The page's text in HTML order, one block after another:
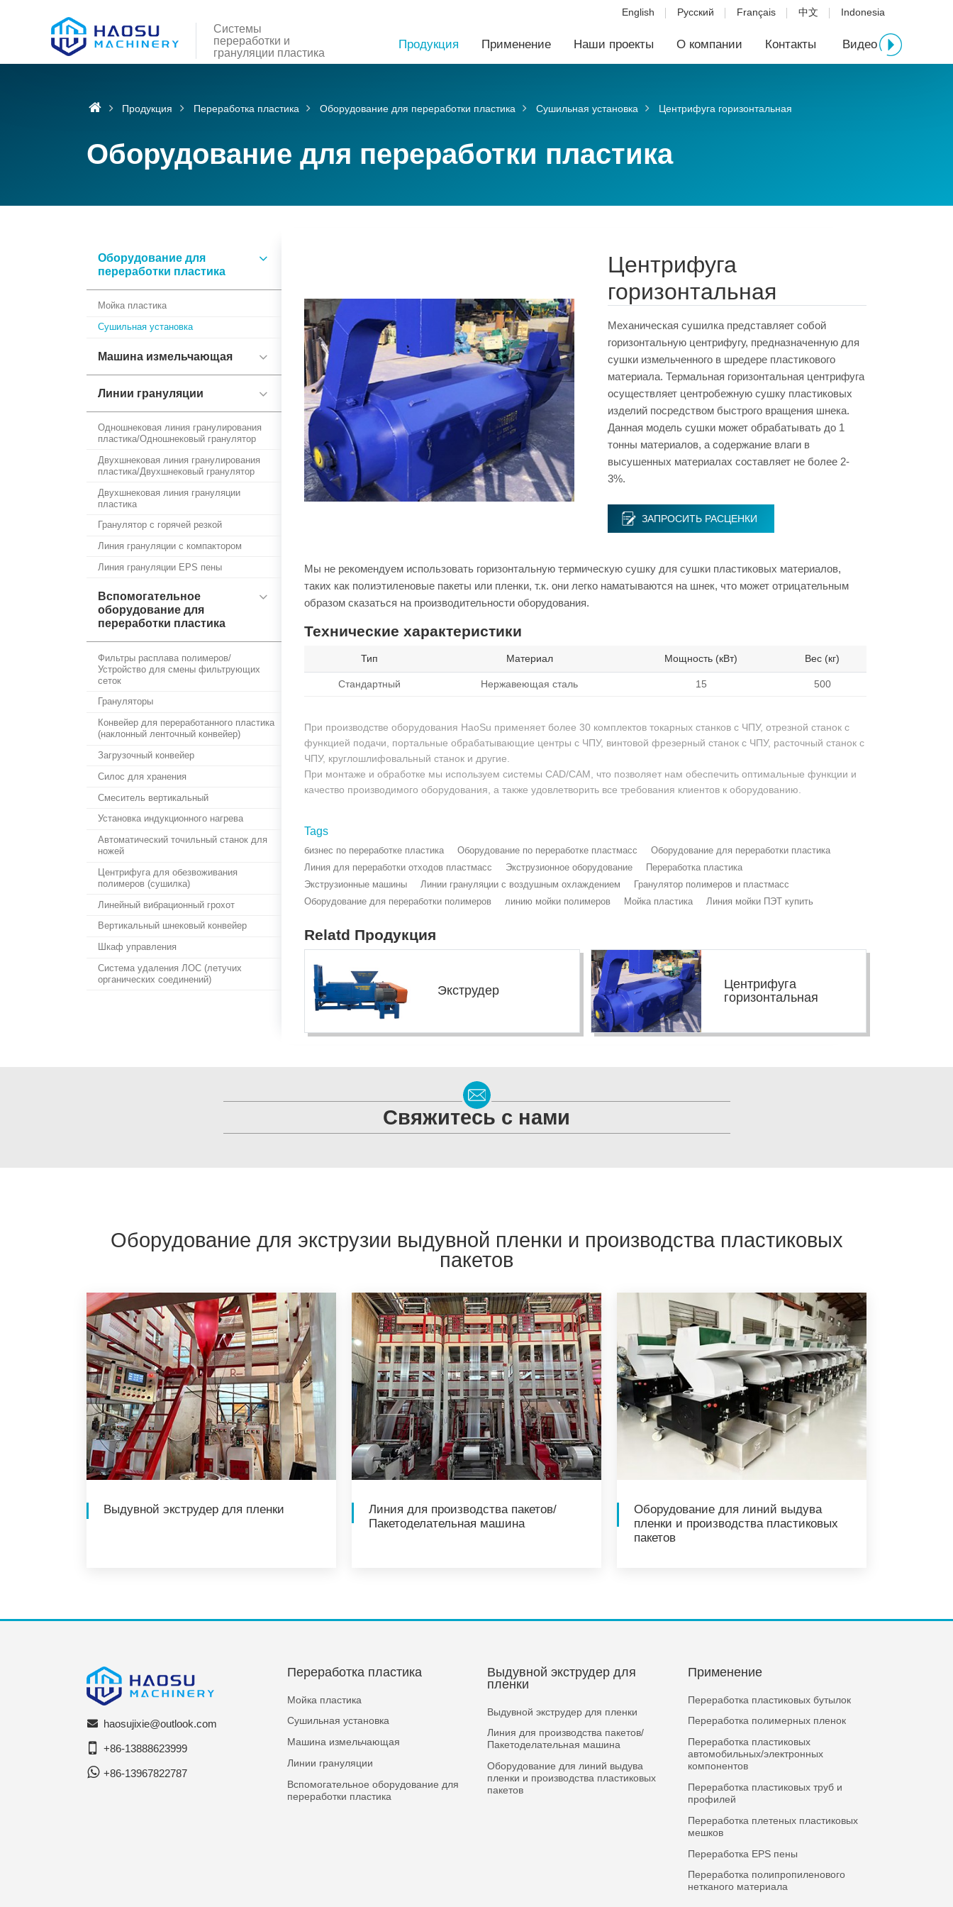
Системы
переработки и
грануляции пластика
English Русский Français 中文 Indonesia
Продукция Применение Наши проекты О компании Контакты Видео
Продукция Переработка пластика Оборудование для переработки пластика Сушильная установка Центрифуга горизонтальная
Оборудование для переработки пластика
Центрифуга
горизонтальная
Механическая сушилка представляет собой
горизонтальную центрифугу, предназначенную для
сушки измельченного в шредере пластикового
материала. Термальная горизонтальная центрифуга
осуществляет центробежную сушку пластиковых
изделий посредством быстрого вращения шнека.
Данная модель сушки может обрабатывать до 1
тонны материалов, а содержание влаги в
высушенных материалах составляет не более 2-
3%.
ЗАПРОСИТЬ РАСЦЕНКИ
Мы не рекомендуем использовать горизонтальную термическую сушку для сушки пластиковых материалов,
таких как полиэтиленовые пакеты или пленки, т.к. они легко наматываются на шнек, что может отрицательным
образом сказаться на производительности оборудования.
Технические характеристики
Тип Материал Мощность (кВт) Вес (кг)
Стандартный Нержавеющая сталь 15 500
При производстве оборудования HaoSu применяет более 30 комплектов токарных станков с ЧПУ, отрезной станок с
функцией подачи, портальные обрабатывающие центры с ЧПУ, винтовой фрезерный станок с ЧПУ, расточный станок с
ЧПУ, круглошлифовальный станок и другие.
При монтаже и обработке мы используем системы CAD/CAM, что позволяет нам обеспечить оптимальные функции и
качество производимого оборудования, а также удовлетворить все требования клиентов к оборудованию.
Tags
бизнес по переработке пластика Оборудование по переработке пластмасс
Оборудование для переработки пластика
Линия для переработки отходов пластмасс
Экструзионное оборудование
Переработка пластика
Экструзионные машины
Линии грануляции с воздушным охлаждением
Гранулятор полимеров и пластмасс
Оборудование для переработки полимеров
линию мойки полимеров Мойка пластика Линия мойки ПЭТ купить
Relatd Продукция
Экструдер
Центрифуга
горизонтальная
Оборудование для
переработки пластика
Мойка пластика
Сушильная установка
Машина измельчающая
Линии грануляции
Одношнековая линия гранулирования
пластика/Одношнековый гранулятор
Двухшнековая линия гранулирования
пластика/Двухшнековый гранулятор
Двухшнековая линия грануляции
пластика
Гранулятор с горячей резкой
Линия грануляции с компактором
Линия грануляции EPS пены
Вспомогательное
оборудование для
переработки пластика
Фильтры расплава полимеров/
Устройство для смены фильтрующих
сеток
Грануляторы
Конвейер для переработанного пластика
(наклонный ленточный конвейер)
Загрузочный конвейер
Силос для хранения
Смеситель вертикальный
Установка индукционного нагрева
Автоматический точильный станок для
ножей
Центрифуга для обезвоживания
полимеров (сушилка)
Линейный вибрационный грохот
Вертикальный шнековый конвейер
Шкаф управления
Система удаления ЛОС (летучих
органических соединений)
Свяжитесь с нами
Оборудование для экструзии выдувной пленки и производства пластиковых
пакетов
Выдувной экструдер для пленки
Линия для производства пакетов/
Пакетоделательная машина
Оборудование для линий выдува
пленки и производства пластиковых
пакетов
haosujixie@outlook.com
+86-13888623999
+86-13967822787
Переработка пластика
Мойка пластика
Сушильная установка
Машина измельчающая
Линии грануляции
Вспомогательное оборудование для
переработки пластика
Выдувной экструдер для
пленки
Выдувной экструдер для пленки
Линия для производства пакетов/
Пакетоделательная машина
Оборудование для линий выдува
пленки и производства пластиковых
пакетов
Применение
Переработка пластиковых бутылок
Переработка полимерных пленок
Переработка пластиковых
автомобильных/электронных
компонентов
Переработка пластиковых труб и
профилей
Переработка плетеных пластиковых
мешков
Переработка EPS пены
Переработка полипропиленового
нетканого материала